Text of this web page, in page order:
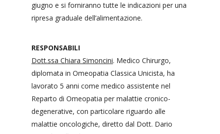
giugno e si forniranno tutte le indicazioni per una
ripresa graduale dell’alimentazione.
RESPONSABILI
Dott.ssa Chiara Simoncini. Medico Chirurgo,
diplomata in Omeopatia Classica Unicista, ha
lavorato 5 anni come medico assistente nel
Reparto di Omeopatia per malattie cronico-
degenerative, con particolare riguardo alle
malattie oncologiche, diretto dal Dott. Dario